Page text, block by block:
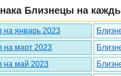
Близнецы на
на январь 2023
на март 2023
на май 2023